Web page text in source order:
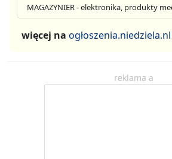
MAGAZYNIER - elektronika, produkty
więcej na ogłoszenia.niedziela.nl
reklama a